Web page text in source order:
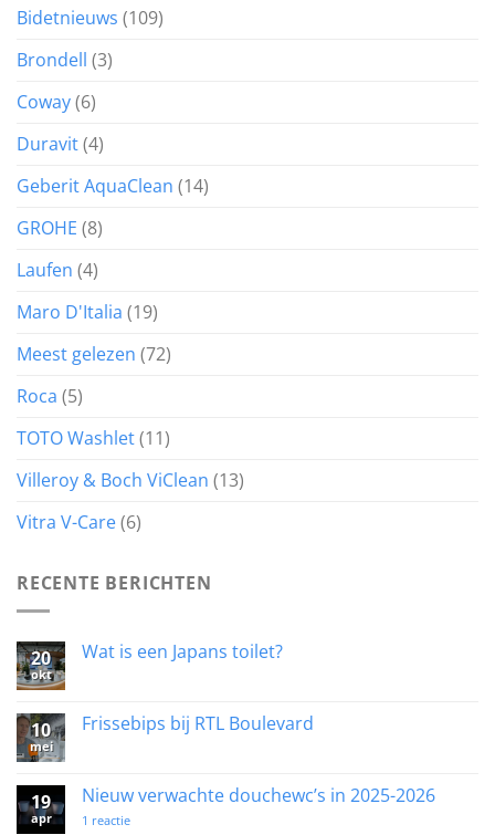
Bidetnieuws (109)
Brondell (3)
Coway(6)
Duravit(4)
Geberit AquaClean (14)
GROHE (8)
Laufen (4)
Maro D'Italia (19)
Meest gelezen (72)
Roca (5)
TOTO Washlet(11)
Villeroy & Boch ViClean (13)
Vitra V-Care(6)
RECENTE BERICHTEN
20
okt
Wat is een Japans toilet?
Wat
is
10
mei
Frissebips bij RTL Boulevard
Frissebips
bij
RTL
19
apr
Nieuw verwachte douchewc’s in 2025-2026
1 reactieop